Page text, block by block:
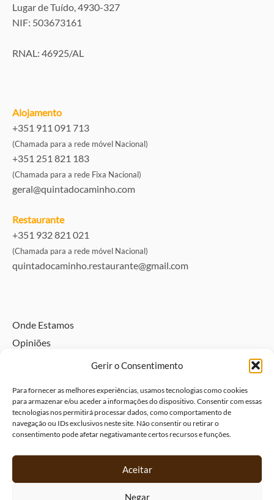
Gerir o Consentimento
Para fornecer as melhores experiências, usamos tecnologias como cookies
para armazenar e/ou aceder a informações do dispositivo. Consentir com essas
tecnologias nos permitirá processar dados, como comportamento de
navegação ou IDs exclusivos neste site. Não consentir ou retirar o
consentimento pode afetar negativamante certos recursos e funções.
Aceitar
Negar
Lugar de Tuído, 4930-327
NIF: 503673161
RNAL: 46925/AL
Alojamento
+351 911 091 713
(Chamada para a rede móvel Nacional)
+351 251 821 183
(Chamada para a rede Fixa Nacional)
geral@quintadocaminho.com
Restaurante
+351 932 821 021
(Chamada para a rede móvel Nacional)
quintadocaminho.restaurante@gmail.com
Onde Estamos
Opiniões
Política de Privacidade e Dados Pessoais
Livro de Visitas
Livro de elogios